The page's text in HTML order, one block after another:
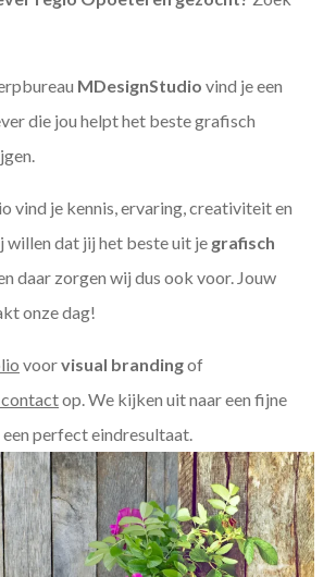
MDesignStudio vind je een
die jou helpt het beste grafisch
vind je kennis, ervaring, creativiteit en
willen dat jij het beste uit je grafisch
daar zorgen wij dus ook voor. Jouw
onze dag!
voorvisual brandingof
op. We kijken uit naar een fijne
perfect eindresultaat.